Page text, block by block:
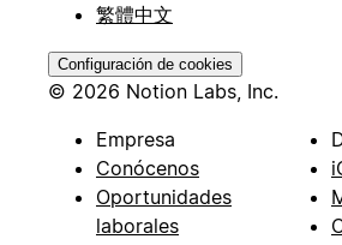
繁體中文
Configuración de cookies
© 2026 Notion Labs, Inc.
Empresa
Conócenos
Oportunidades
laborales